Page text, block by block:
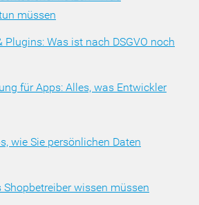
müssen
Plugins: Was ist nach DSGVO noch
für Apps: Alles, was Entwickler
wie Sie persönlichen Daten
Shopbetreiber wissen müssen